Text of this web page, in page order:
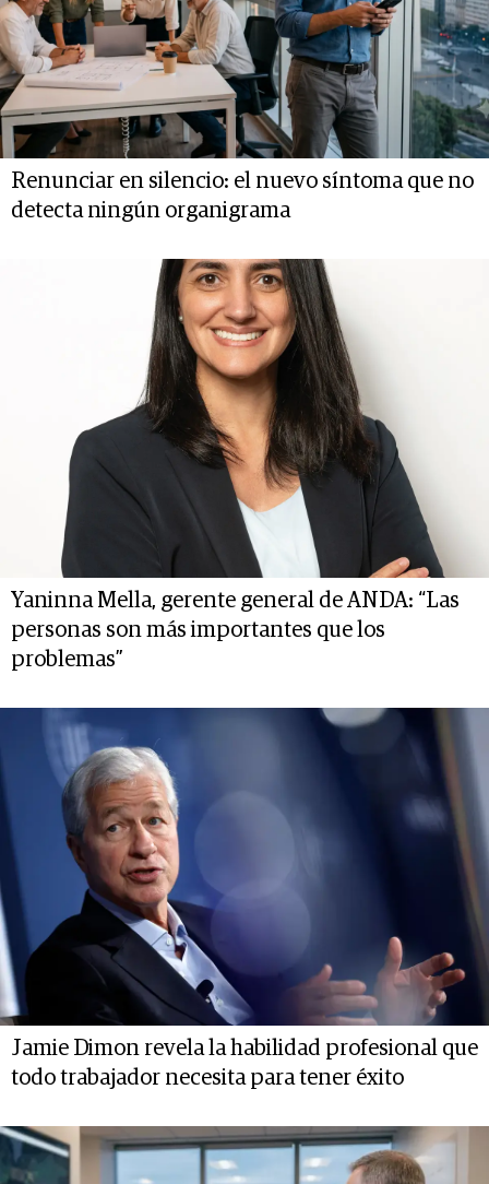
Renunciar en silencio: el nuevo síntoma que no
detecta ningún organigrama
Yaninna Mella, gerente general de ANDA: “Las
personas son más importantes que los
problemas”
Jamie Dimon revela la habilidad profesional que
todo trabajador necesita para tener éxito